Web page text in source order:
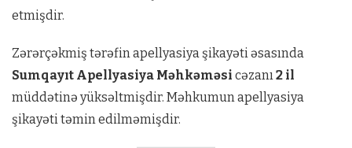
etmişdir.
Zərərçəkmiş tərəfin apellyasiya şikayəti əsasında
Sumqayıt Apellyasiya Məhkəməsi cəzanı 2 il
müddətinə yüksəltmişdir. Məhkumun apellyasiya
şikayəti təmin edilməmişdir.